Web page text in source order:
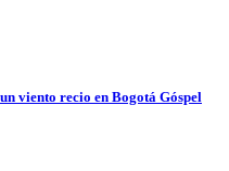
viento recio en Bogotá Góspel